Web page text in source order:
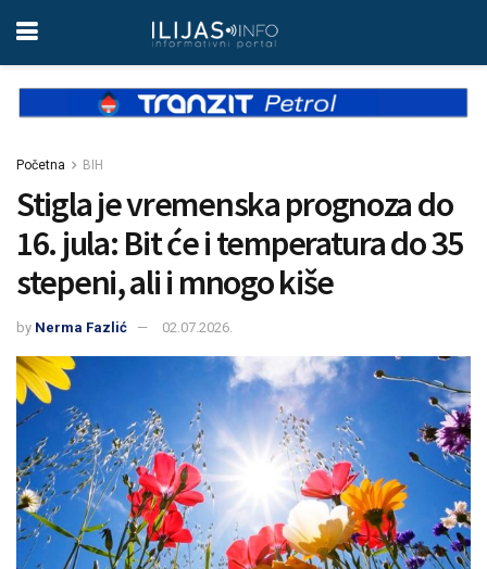
Početna BIH
Stigla je vremenska prognoza do
16. jula: Bit će i temperatura do 35
stepeni, ali i mnogo kiše
by Nerma Fazlić 02.07.2026.